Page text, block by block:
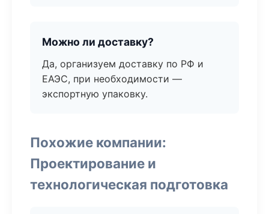
Можно ли доставку?
Да, организуем доставку по РФ и
ЕАЭС, при необходимости —
экспортную упаковку.
Похожие компании:
Проектирование и
технологическая подготовка